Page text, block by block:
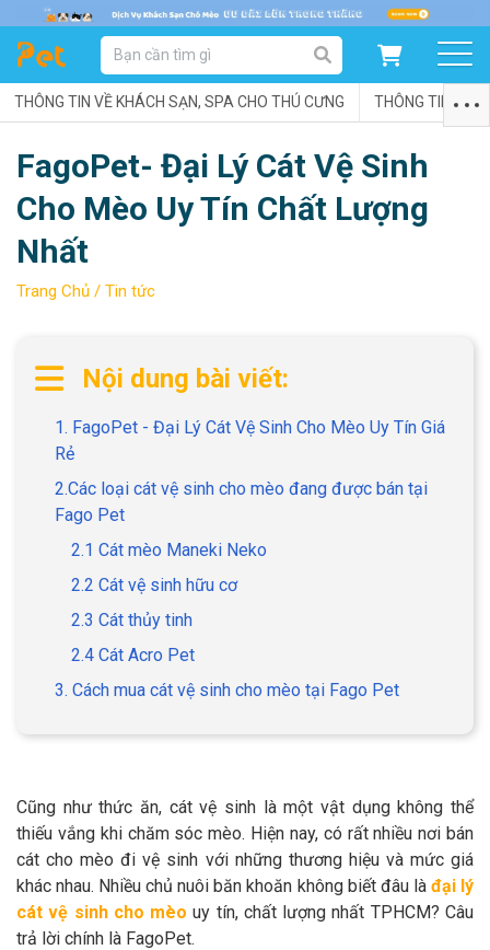
DANH MỤC SẢN PHẨM
SẢN PHẨM DÀNH CHO MÈO SẢN PHẨM DÀNH CHO CHÓ
SẨN PHẨM THEO THƯƠNG HIỆU
Dịch vụ mua bán chó
mèo
Dịch vụ phối giống chó
mèo
TIN TỨC
THÔNG TIN VỀ KHÁCH SẠN, SPA CHO THÚ CƯNG THÔNG TIN VỀ
FagoPet- Đại Lý Cát Vệ Sinh
Cho Mèo Uy Tín Chất Lượng
Nhất
Trang Chủ / Tin tức
Nội dung bài viết:
1. FagoPet - Đại Lý Cát Vệ Sinh Cho Mèo Uy Tín Giá
Rẻ
2.Các loại cát vệ sinh cho mèo đang được bán tại
Fago Pet
2.1 Cát mèo Maneki Neko
2.2 Cát vệ sinh hữu cơ
2.3 Cát thủy tinh
2.4 Cát Acro Pet
3. Cách mua cát vệ sinh cho mèo tại Fago Pet
Cũng như thức ăn, cát vệ sinh là một vật dụng không thể
thiếu vắng khi chăm sóc mèo. Hiện nay, có rất nhiều nơi bán
cát cho mèo đi vệ sinh với những thương hiệu và mức giá
khác nhau. Nhiều chủ nuôi băn khoăn không biết đâu là đại lý
cát vệ sinh cho mèo uy tín, chất lượng nhất TPHCM? Câu
trả lời chính là FagoPet.